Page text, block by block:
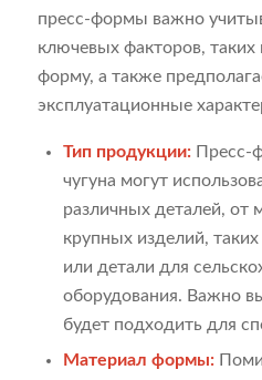
пресс-формы важно
ключевых факторов, таких
форму, а также
эксплуатационные
Тип продукции:Пресс-
чугуна могут
различных деталей, от
крупных изделий,
или детали для
оборудования. Важно
будет подходить для
Материал формы: